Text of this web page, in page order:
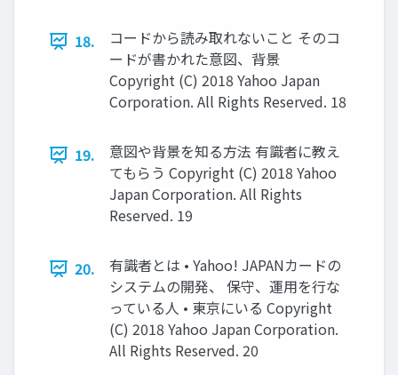
18.
コードから読み取れないこと そのコ
ードが書かれた意図、背景
Copyright (C) 2018 Yahoo Japan
Corporation. All Rights Reserved. 18
19.
意図や背景を知る方法 有識者に教え
てもらう Copyright (C) 2018 Yahoo
Japan Corporation. All Rights
Reserved. 19
20.
有識者とは • Yahoo! JAPANカードの
システムの開発、 保守、運用を行な
っている人 • 東京にいる Copyright
(C) 2018 Yahoo Japan Corporation.
All Rights Reserved. 20